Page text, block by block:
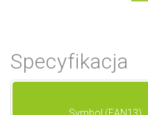
Specyfikacja